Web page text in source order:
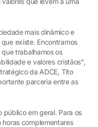
mais dinâmico e
existe. Encontramos
trabalhamos os
e valores cristãos",
da ADCE, Tito
parceria entre as
público em geral. Para os
complementares